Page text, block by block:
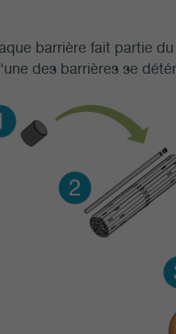
barrière fait partie
des barrières se